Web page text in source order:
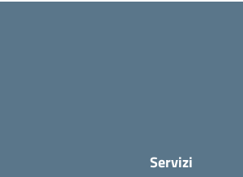
Servizi